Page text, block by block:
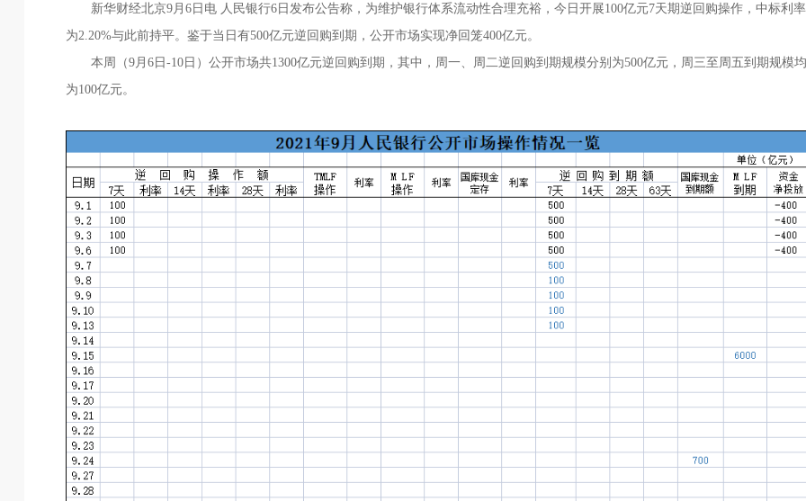
新华财经北京9月6日电 人民银行6日发布公告称，为维护银行体系流动性合理充裕，今日开展100亿元7天期逆回购操作，中标利率
为2.20%与此前持平。鉴于当日有500亿元逆回购到期，公开市场实现净回笼400亿元。
本周（9月6日-10日）公开市场共1300亿元逆回购到期，其中，周一、周二逆回购到期规模分别为500亿元，周三至周五到期规模均
为100亿元。